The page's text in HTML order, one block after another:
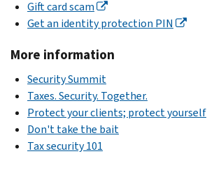
Gift card scam
Get an identity protection PIN
More information
Security Summit
Taxes. Security. Together.
Protect your clients; protect yourself
Don't take the bait
Tax security 101